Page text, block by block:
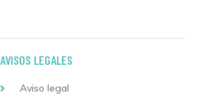
AVISOS LEGALES
Aviso legal